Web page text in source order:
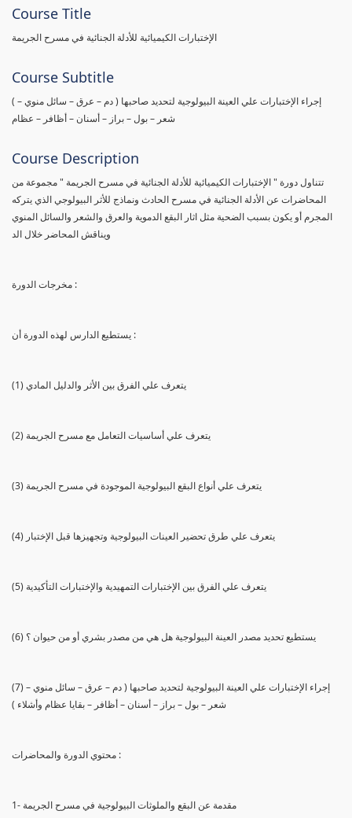
Course Title
الإختبارات الكيميائية للأدلة الجنائية في مسرح الجريمة
Course Subtitle
( إجراء الإختبارات علي العينة البيولوجية لتحديد صاحبها ( دم – عرق – سائل منوي –
شعر – بول – براز – أسنان – أظافر – عظام
Course Description
تتناول دورة " الإختبارات الكيميائية للأدلة الجنائية في مسرح الجريمة " مجموعة من
المحاضرات عن الأدلة الجنائية في مسرح الحادث ونماذج للأثر البيولوجي الذي يتركه
المجرم أو يكون بسبب الضحية مثل اثار البقع الدموية والعرق والشعر والسائل المنوي
ويناقش المحاضر خلال الد
مخرجات الدورة :
يستطيع الدارس لهذه الدورة أن :
(1) يتعرف علي الفرق بين الأثر والدليل المادي
(2) يتعرف علي أساسيات التعامل مع مسرح الجريمة
(3) يتعرف علي أنواع البقع البيولوجية الموجودة في مسرح الجريمة
(4) يتعرف علي طرق تحضير العينات البيولوجية وتجهيزها قبل الإختبار
(5) يتعرف علي الفرق بين الإختبارات التمهيدية والإختبارات التأكيدية
(6) يستطيع تحديد مصدر العينة البيولوجية هل هي من مصدر بشري أو من حيوان ؟
(7) إجراء الإختبارات علي العينة البيولوجية لتحديد صاحبها ( دم – عرق – سائل منوي –
شعر – بول – براز – أسنان – أظافر – بقايا عظام وأشلاء )
محتوي الدورة والمحاضرات :
1- مقدمة عن البقع والملوثات البيولوجية في مسرح الجريمة